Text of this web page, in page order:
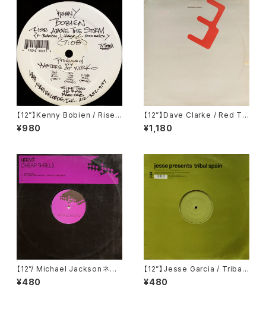
【12”】Kenny Bobien / Rise
Above The Storm (MAW R
ecords) (MAW-028)
¥980
【12”】Dave Clarke / Red Th
ree (Deconstruction) (743
21 306991)
¥1,180
【12”/ Michael Jacksonネタ】
Hervé / Cheap Thrills (Dat
a Records) (DATA189P1)
¥480
【12”】Jesse Garcia / Tribal
Spain (Vendetta Records)
(VENMX 413)
¥480